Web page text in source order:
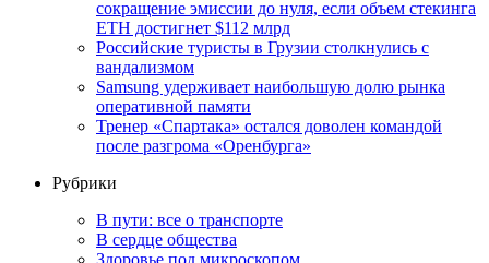
сокращение эмиссии до нуля, если объем стекинга
ETH достигнет $112 млрд
Российские туристы в Грузии столкнулись с
вандализмом
Samsung удерживает наибольшую долю рынка
оперативной памяти
Тренер «Спартака» остался доволен командой
после разгрома «Оренбурга»
Рубрики
В пути: все о транспорте
В сердце общества
Здоровье под микроскопом